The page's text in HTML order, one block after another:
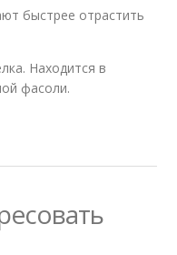
быстрее отрастить
Находится в
фасоли.